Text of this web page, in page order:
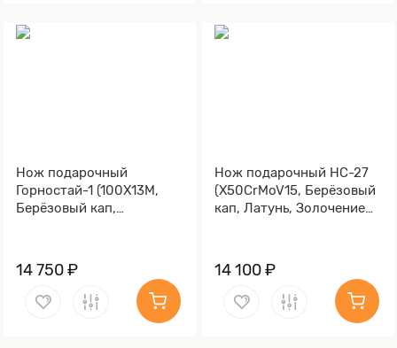
Нож подарочный
Горностай-1 (100Х13М,
Берёзовый кап,
и тыльника)
14 750 ₽
Нож подарочный НС-27
(X50CrMoV15, Берёзовый
кап, Латунь, Золочение
14 100 ₽